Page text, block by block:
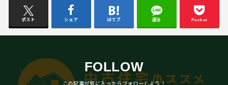
ポスト シェア はてブ 送る Pocket
FOLLOW